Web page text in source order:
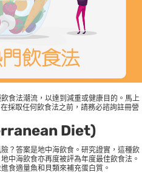
食法潮流，以達到減重或健康目的。馬上
採取任何飲食法之前，請務必諮詢註冊營
Diet)
？答案是地中海飲食。研究證實，這種飲
中海飲食亦再度被評為年度最佳飲食法。
食適量魚和貝類來補充蛋白質。